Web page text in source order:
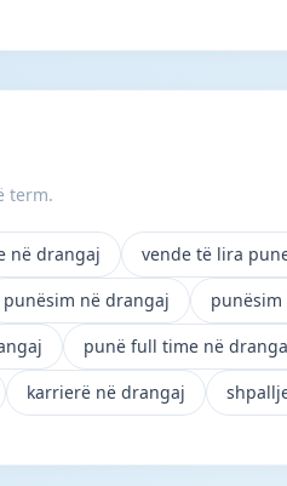
term.
në drangaj
vende të lira
punësim në drangaj
punë full time në
karrierë në drangaj